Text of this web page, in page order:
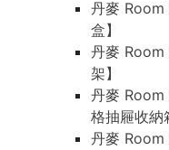
丹麥 Room
盒】
丹麥 Room
架】
丹麥 Room
格抽屜收納
丹麥 Room